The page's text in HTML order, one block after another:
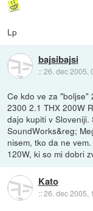
Lp
bajsibajsi
::26. dec 2005,
Ce kdo ve za "boljse"
2300 2.1 THX 200W
dajo kupiti v
SoundWorks&reg;
nisem, tko da ne
120W, ki so mi dobri
Kato
::26. dec 2005,